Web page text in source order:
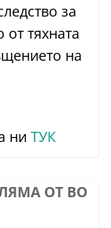
за
тяхната
на
ни ТУК
ОТ ВО